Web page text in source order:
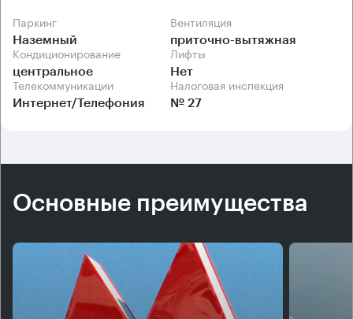
Паркинг
Наземный
Вентиляция
приточно-вытяжная
Кондиционирование
центральное
Лифты
Нет
Телекоммуникации
Интернет/Телефония
Налоговая инспекция
№ 27
Основные преимущества